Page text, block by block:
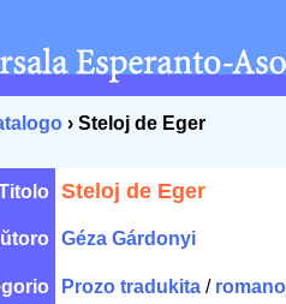
› Steloj de Eger
Steloj de Eger
Géza Gárdonyi
Prozo tradukita /